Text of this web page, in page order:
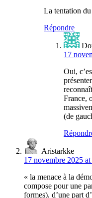
La tentation
Répondre
17
Oui,
France,
(de
Aristarkke
17 novembre 2025
« la menace à la
compose pour une
formes), d’une part